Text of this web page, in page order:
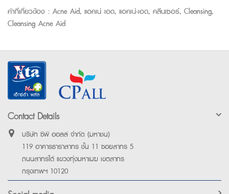
คำที่เกี่ยวข้อง : Acne Aid, แอคเน่ เอด, แอคเน่-เอด, คลีนเซอร์, Cleansing,
Cleansing Acne Aid
Contact Details
บริษัท ซีพี ออลล์ จำกัด (มหาชน)
119 อาคารธาราสาทร ชั้น 11 ซอยสาทร 5
ถนนสาทรใต้ แขวงทุ่งมหาเมฆ เขตสาทร
กรุงเทพฯ 10120